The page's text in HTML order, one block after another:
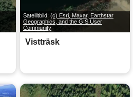
Satellitbild: (c) Esri, Maxar, Earthstar
Geographics, and the GIS User
Community
Vistträsk